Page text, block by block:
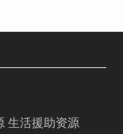
生活援助资源